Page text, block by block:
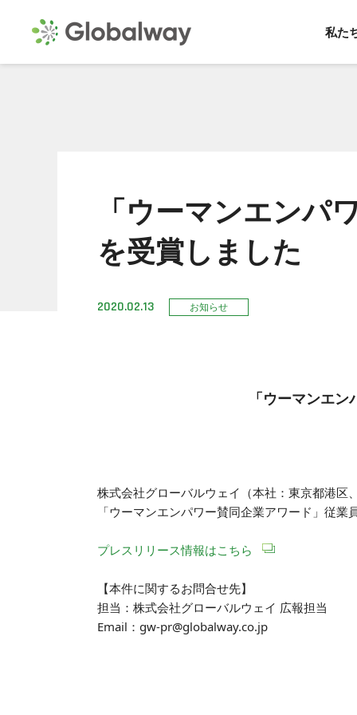
私た
「ウーマンエンパ
を受賞しました
2020.02.13 お知らせ
「ウーマンエ
株式会社グローバルウェイ（本社：東京都港
「ウーマンエンパワー賛同企業アワード」従
プレスリリース情報はこちら
【本件に関するお問合せ先】
担当：株式会社グローバルウェイ 広報担当
Email：gw-pr@globalway.co.jp